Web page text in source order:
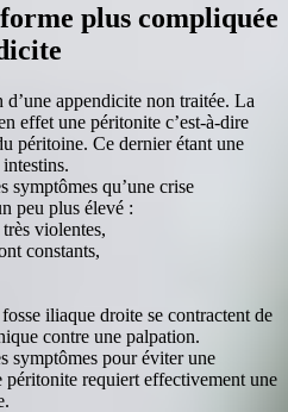
plus compliquée
appendicite non traitée. La
effet une péritonite c’est-à-dire
péritoine. Ce dernier étant une
symptômes qu’une crise
peu plus élevé :
violentes,
constants,
iliaque droite se contractent de
contre une palpation.
symptômes pour éviter une
requiert effectivement une